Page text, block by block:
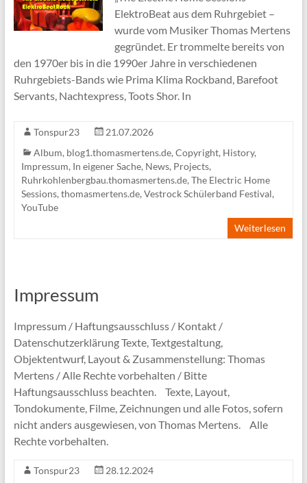
ElektroBeat aus dem Ruhrgebiet –
wurde vom Musiker Thomas Mertens
gegründet. Er trommelte bereits von
den 1970er bis in die 1990er Jahre in verschiedenen
Ruhrgebiets-Bands wie Prima Klima Rockband, Barefoot
Servants, Nachtexpress, Toots Shor. In
Tonspur23
21.07.2026
Album, blog1.thomasmertens.de, Copyright, History,
Impressum, In eigener Sache, News, Projects,
Ruhrkohlenbergbau.thomasmertens.de, The Electric Home
Sessions, thomasmertens.de, Vestrock Schülerband Festival,
YouTube
Weiterlesen
Impressum
Impressum / Haftungsausschluss / Kontakt /
Datenschutzerklärung Texte, Textgestaltung,
Objektentwurf, Layout & Zusammenstellung: Thomas
Mertens / Alle Rechte vorbehalten / Bitte
Haftungsausschluss beachten. Texte, Layout,
Tondokumente, Filme, Zeichnungen und alle Fotos, sofern
nicht anders ausgewiesen, von Thomas Mertens. Alle
Rechte vorbehalten.
Tonspur23 28.12.2024